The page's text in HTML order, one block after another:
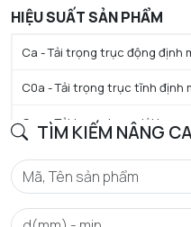
TÌM KIẾM NÂNG
HIỆU SUẤT SẢN PHẨM
Ca - Tải trọng trục động định
C0a - Tải trọng trục tĩnh định
Cua - Tải trọng trục giới hạn
N lim - Tốc độ giới hạn bôi trơn
N lim - Tốc độ giới hạn bôi trơn